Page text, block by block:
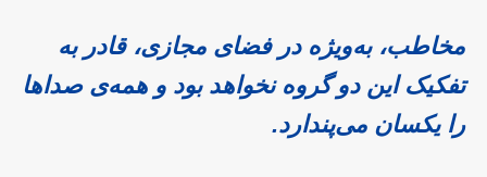
مخاطب، به‌ویژه در فضای مجازی، قادر به
تفکیک این دو گروه نخواهد بود و همه‌ی صداها
را یکسان می‌پندارد.